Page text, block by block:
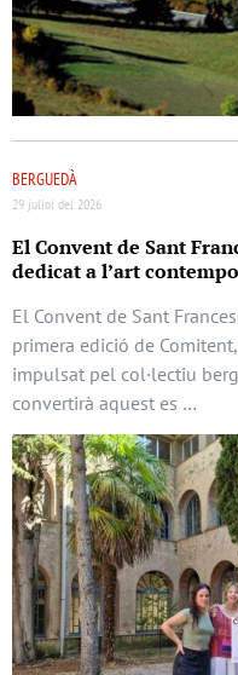
BERGUEDÀ
29 juliol del 2026
El Convent de Sant
dedicat a l’art
El Convent de Sant
primera edició de
impulsat pel col·lectiu
convertirà aquest es …